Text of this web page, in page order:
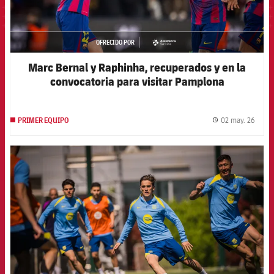
OFRECIDO POR
asistencia
Marc Bernal y Raphinha, recuperados y en la
convocatoria para visitar Pamplona
PRIMER EQUIPO 02 may. 26
FCB Barcelona badge